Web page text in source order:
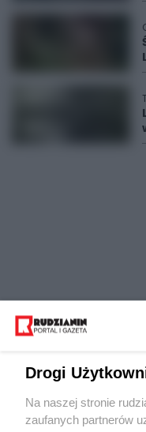
Wydawca mediów
Drogi
Na naszej stronie
zaufanych partnerów